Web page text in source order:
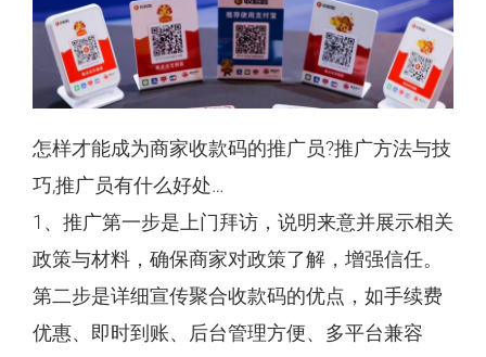
怎样才能成为商家收款码的推广员?推广方法与技
巧,推广员有什么好处…
1、推广第一步是上门拜访，说明来意并展示相关
政策与材料，确保商家对政策了解，增强信任。
第二步是详细宣传聚合收款码的优点，如手续费
优惠、即时到账、后台管理方便、多平台兼容